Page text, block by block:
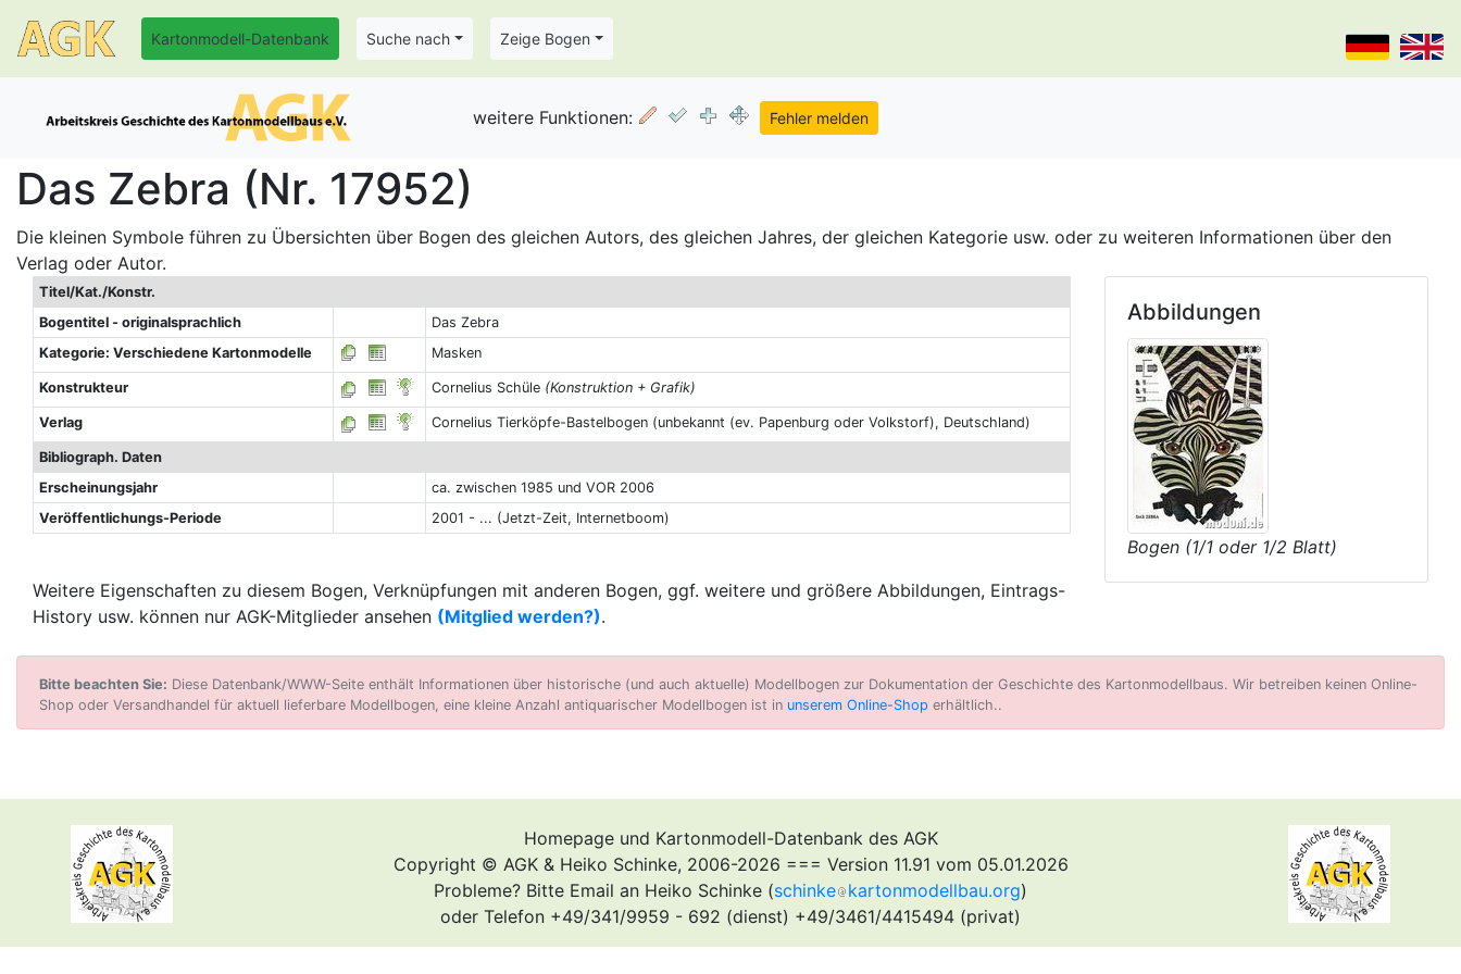
Kartonmodell-Datenbank Suche nach Zeige Bogen
weitere Funktionen:
Das Zebra (Nr. 17952)
Die kleinen Symbole führen zu Übersichten über Bogen des gleichen Autors, des gleichen Jahres, der gleichen Kategorie usw. oder zu weiteren Informationen über den
Verlag oder Autor.
Titel/Kat./Konstr.
Bogentitel - originalsprachlich
Das Zebra
Kategorie: Verschiedene Kartonmodelle
Masken
Konstrukteur Cornelius Schüle (Konstruktion + Grafik)
Verlag Cornelius Tierköpfe-Bastelbogen (unbekannt (ev. Papenburg oder Volkstorf), Deutschland)
Bibliograph. Daten
Erscheinungsjahr
ca. zwischen 1985 und VOR 2006
Veröffentlichungs-Periode
2001 - ... (Jetzt-Zeit, Internetboom)
Weitere Eigenschaften zu diesem Bogen, Verknüpfungen mit anderen Bogen, ggf. weitere und größere Abbildungen, Eintrags-
History usw. können nur AGK-Mitglieder ansehen (Mitglied werden?).
Abbildungen
Bogen (1/1 oder 1/2 Blatt)
Bitte beachten Sie: Diese Datenbank/WWW-Seite enthält Informationen über historische (und auch aktuelle) Modellbogen zur Dokumentation der Geschichte des Kartonmodellbaus. Wir betreiben keinen Online-
Shop oder Versandhandel für aktuell lieferbare Modellbogen, eine kleine Anzahl antiquarischer Modellbogen ist in unserem Online-Shop erhältlich..
Homepage und Kartonmodell-Datenbank des AGK
Copyright © AGK & Heiko Schinke, 2006-2026 === Version 11.91 vom 05.01.2026
Probleme? Bitte Email an Heiko Schinke (schinke kartonmodellbau.org)
oder Telefon +49/341/9959 - 692 (dienst) +49/3461/4415494 (privat)